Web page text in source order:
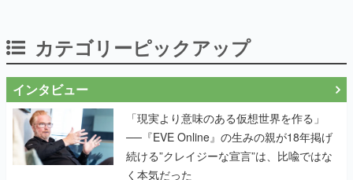
カテゴリーピックアップ
インタビュー
「現実より意味のある仮想世界を作る」
──『EVE Online』の生みの親が18年掲げ
続ける”クレイジーな宣言”は、比喩ではな
く本気だった